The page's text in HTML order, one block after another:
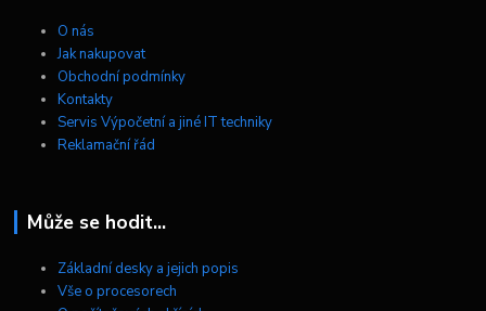
O nás
Jak nakupovat
Obchodní podmínky
Kontakty
Servis Výpočetní a jiné IT techniky
Reklamační řád
Může se hodit...
Základní desky a jejich popis
Vše o procesorech